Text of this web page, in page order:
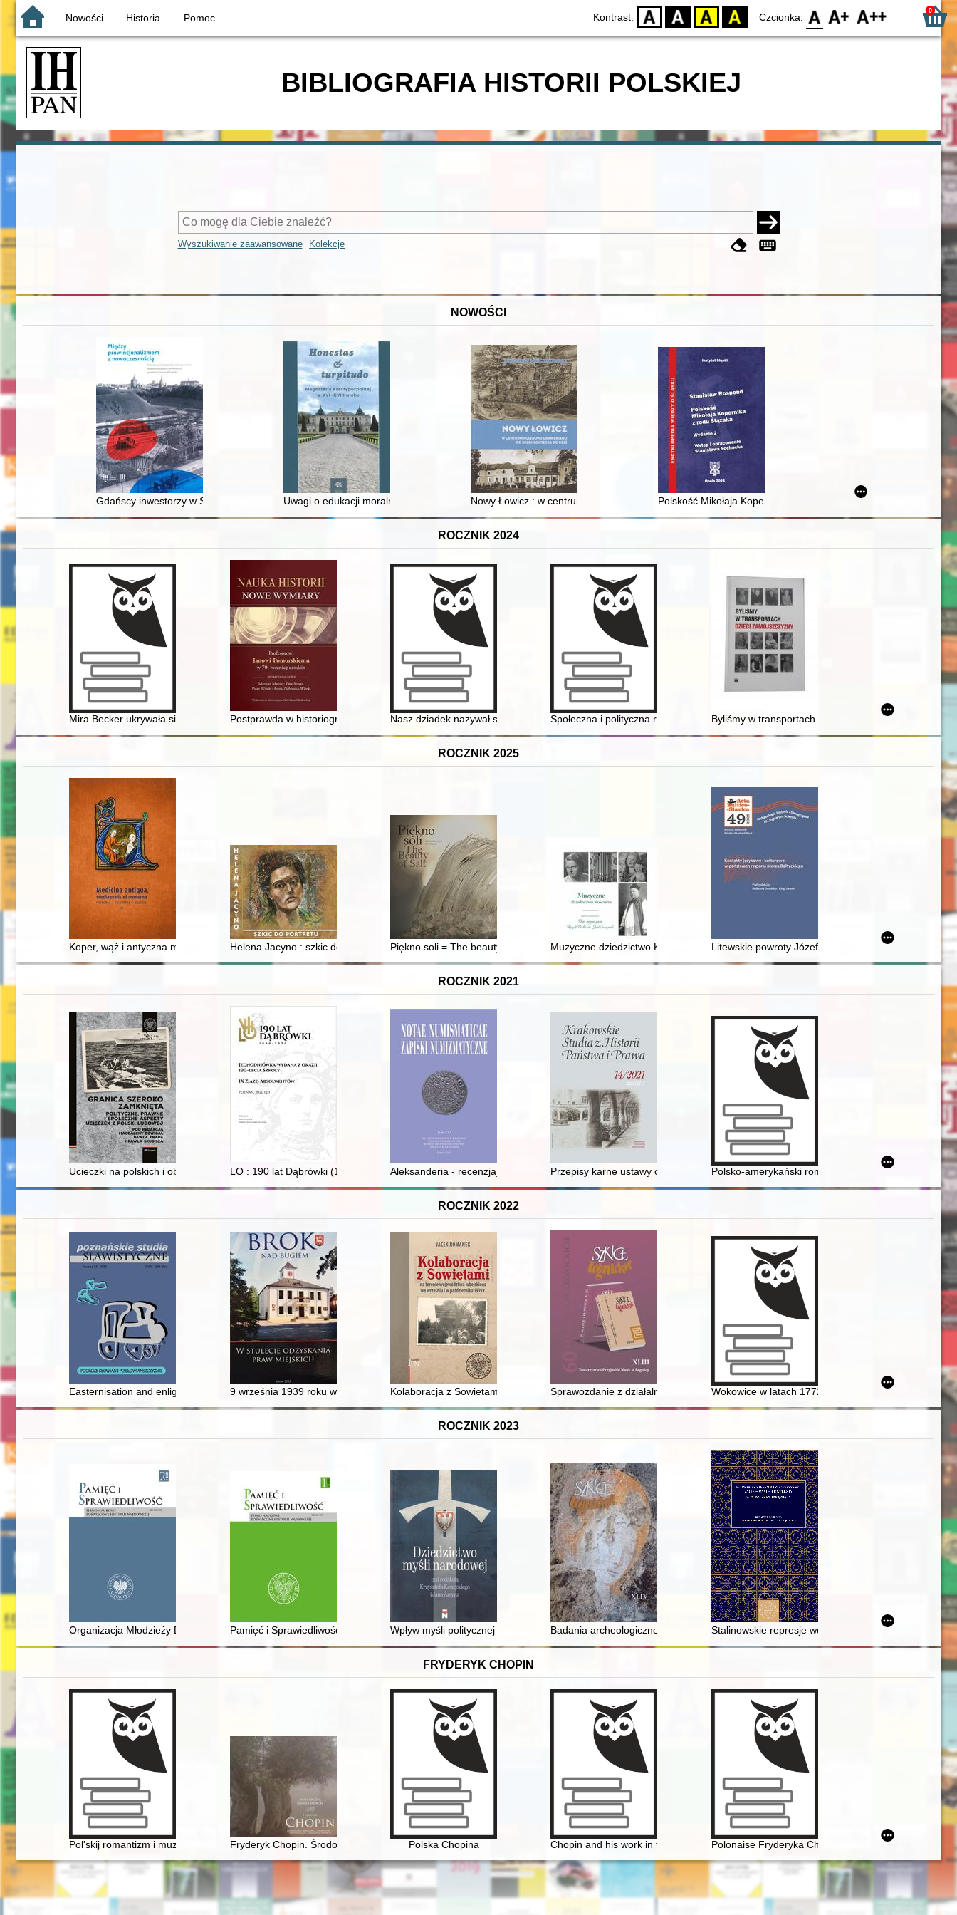
Nowości Historia Pomoc Kontrast: D BW YB BY Czcionka: F0 F1 F2 0
BIBLIOGRAFIA HISTORII POLSKIEJ
Wyszukiwanie zaawansowane Kolekcje
NOWOŚCI
Gdańscy inwestorzy w Sopocie : prestiż finansowy i towarzyski lokalnego mieszczaństwa w 2. poł. XIX w
Uwagi o edukacji moralnej synów szlacheckich w XVI-wiecznej Rzeczypospolitej
Nowy Łowicz : w centrum poligonu drawskiego od średniowiecza do dziś
Polskość Mikołaja Kopernika z rodu Ślązaka
ROCZNIK 2024
Mira Becker ukrywała się w JanowiczachPostprawda w historiografii Nasz dziadek nazywał się... Kazimierz Bugno : historia rodziny spisana przez jego wnuki
Społeczna i polityczna rola kobiet z kręgów władzy w państwach krzyżowych i
Byliśmy w transportach : Dzieci Zamojszczyzny
ROCZNIK 2025
Koper, wąż i antyczna medycyna Helena Jacyno : szkic do portretu Piękno soli = The beauty of salt Muzyczne dziedzictwo Kościana : pieśń mojego życia : ksiądz prałat dr Józef Surzyński
Litewskie powroty Józefa Mackiewicza : transmisja
ROCZNIK 2021
Ucieczki na polskich i obcych statkach handlowych w latach 1945-1955LO : 190 lat Dąbrówki (1830-2020) : jednodniówka wydania z okazji 190-lecia szkoły : IX Zjazd Absolwentów : Poznań, 2020 (21)
Aleksanderia - recenzja] Przepisy karne ustawy o prawie autorskim z 1926 roku w pracach ustawodawczych i
Polsko-amerykański romantyzm : na marginesie
ROCZNIK 2022
Easternisation and enlightenment : Larry Wolff, Marquis de Ségur and the younger Europe
9 września 1939 roku w Broku Kolaboracja z Sowietami na terenie województwa lubelskiego we wrześniu i październiku 1939 r
Sprawozdanie z działalności Towarzystwa Przyjaciół Nauk w Legnicy za rok 2021
Wokowice w latach 1772-2020 : studium z dziejów wsi
ROCZNIK 2023
Organizacja Młodzieży Demokratyczno-Katolickiej : konspiracja młodzieży szkolnej na Powiślu 1949-1950 : wybrane aspekty i postulaty badawcze
Pamięć i Sprawiedliwość : pismo naukowe poświęcone historii najnowszej. 2022, [nr] 1
Wpływ myśli politycznej Romana Dmowskiego na koncepcje programowe Narodowej Demokracji = The influence of
Badania archeologiczne na terenie dawnego alodium zakonu Joannitów w Złotoryi
Stalinowskie represje wobec funkcjonariuszy
FRYDERYK CHOPIN
Pol'skij romantizm i muzykal'naja kul'tura L'vova vtoroj poloviny XIX veka (Karol' Mikuli - učenik Friderika źopena)
Fryderyk Chopin. Środowisko społeczne, osobowość, założenia twórcze
Polska Chopina Chopin and his work in the context of culture. Vol 1-2Polonaise Fryderyka Chopina. Zagadka inicjalnej